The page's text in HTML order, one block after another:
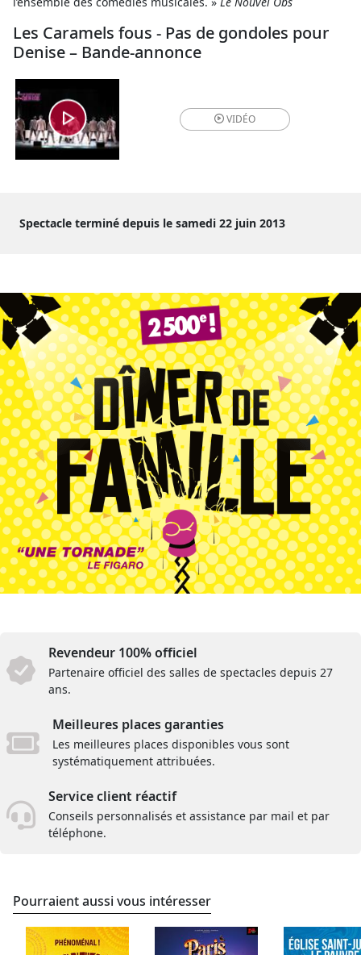
Les Caramels fous - Pas de gondoles pour
Denise – Bande-annonce
VIDÉO
Spectacle terminé depuis le samedi 22 juin 2013
Revendeur 100% officiel
Partenaire officiel des salles de spectacles depuis 27
ans.
Meilleures places garanties
Les meilleures places disponibles vous sont
systématiquement attribuées.
Service client réactif
Conseils personnalisés et assistance par mail et par
téléphone.
Pourraient aussi vous intéresser